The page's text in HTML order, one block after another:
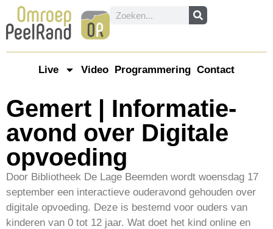
Live Video Programmering Contact
Gemert | Informatie-
avond over Digitale
opvoeding
Door Bibliotheek De Lage Beemden wordt woensdag 17
september een interactieve ouderavond gehouden over
digitale opvoeding. Deze is bestemd voor ouders van
kinderen van 0 tot 12 jaar. Wat doet het kind online en